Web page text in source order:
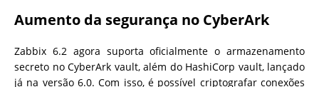
Aumento da segurança no CyberArk
Zabbix 6.2 agora suporta oficialmente o armazenamento
secreto no CyberArk vault, além do HashiCorp vault, lançado
já na versão 6.0. Com isso, é possível criptografar conexões